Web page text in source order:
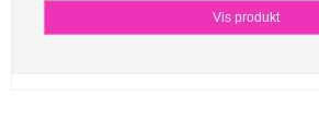
Vis produkt